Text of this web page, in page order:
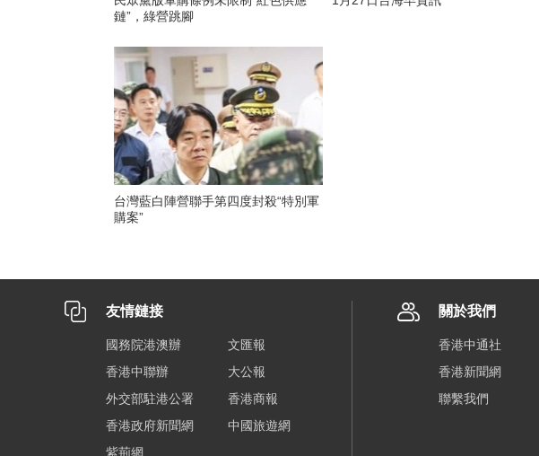
鏈”，綠營跳腳
台灣藍白陣營聯手第四度封殺“特別軍
購案”
友情鏈接
國務院港澳辦
文匯報
香港中聯辦
大公報
外交部駐港公署
香港商報
香港政府新聞網
中國旅遊網
紫荊網
關於我們
香港中通社
香港新聞網
聯繫我們